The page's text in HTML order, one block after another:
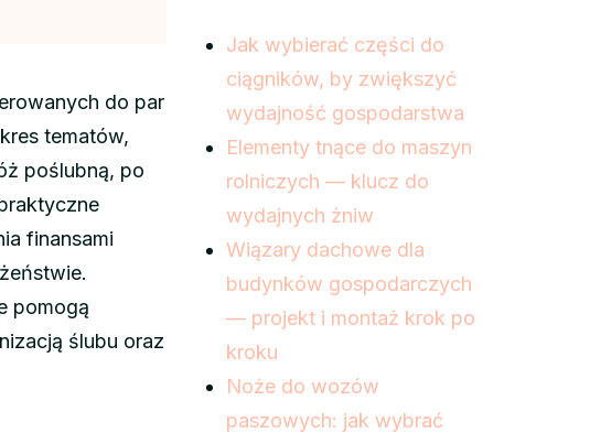
do par
tematów,
poślubną, po
finansami
pomogą
ślubu oraz
Jak wybierać części do
ciągników, by zwiększyć
wydajność gospodarstwa
Elementy tnące do maszyn
rolniczych — klucz do
wydajnych żniw
Wiązary dachowe dla
budynków gospodarczych
— projekt i montaż krok po
kroku
Noże do wozów
paszowych: jak wybrać